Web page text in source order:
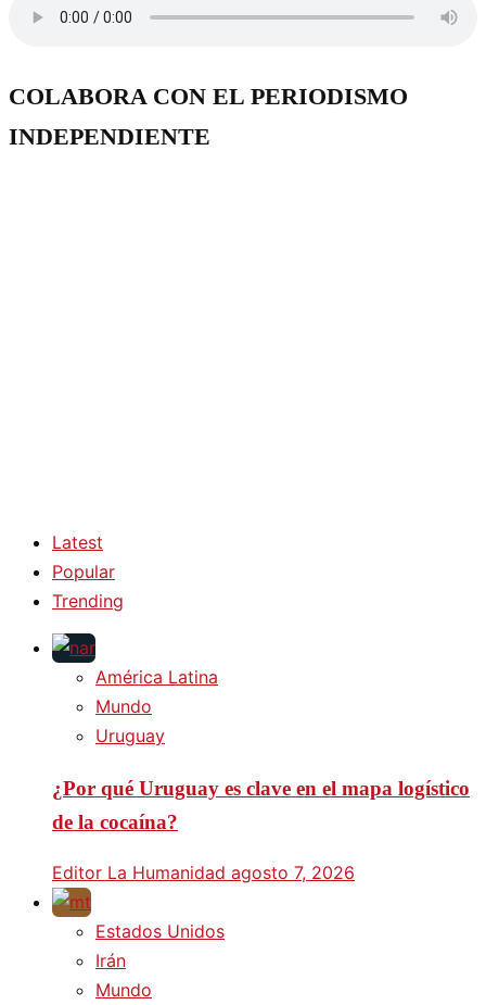
COLABORA CON EL PERIODISMO
INDEPENDIENTE
Latest
Popular
Trending
América Latina
Mundo
Uruguay
¿Por qué Uruguay es clave en el mapa logístico
de la cocaína?
Editor La Humanidad agosto 7, 2026
Estados Unidos
Irán
Mundo